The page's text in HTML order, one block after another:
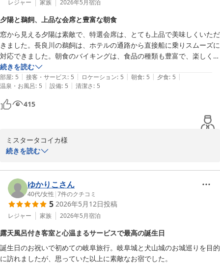
この度はご宿泊ならびに温かなお言葉をお寄せいただき重ねて御礼
申し上げます。
シゲル0003様のまたのお越しをスタッフ一同、心よりお待ち申し上
げております。
長良川温泉 十八楼
2026-07-02
グでした。
大浴場は、私は２階の蔵の湯が気に入りました。古い蔵を移設したそう
で、茶褐色の温泉です。内風呂や露天風呂（温泉ではなさそう）に比べ
て空いてたし、湯温はゆるめで長湯できるし、静かで落ち着ける浴場で
した。露天風呂も長良川がよく見え、朝も夜も気持ちよかったです。
鵜飼見学はホテルからトンネルのような小道を通って船着き場にすぐに
出れます。案内のスタッフの方は、我々が出港した後もずーっと手を振
ってくださってました。こういうところも好感度アップです！
以上、ざっくりとした感想ですが、私の、機会があればまた宿泊したい
選びいただき心より御礼申し上げます。
様にとって心に残るひとときとなりましたなら幸いでございます。
スタッフの対応につきましても駐車場でのお手伝いやお部屋のご案
内、さらには清掃スタッフを含めた日々の挨拶にまで温かいお言葉
をいただき大変嬉しく拝見いたしました。
研修中のスタッフへのお言葉も本人にとって大きな励みとなりま
す。
ご宿泊いただきました露天風呂付客室「湊」でのご滞在もご満足い
備え付けの別室についてはご認識のとおりダイニングとしてご用意
いたしております。
お持込のお食事やお酒を楽しみながらプライベートなご歓談の場に
さらに長良川鵜飼も当館から便利にご利用いただき、スタッフのお
見送りにもお心を寄せていただきありがとうございます。
鵜飼とともに岐阜ならではの風情をご満喫いただけたようで嬉しく
存じます。
「また宿泊したいホテルリストのNo.1」とのお言葉は私どもにとっ
レジャー 家族 2026年5月宿泊
夕陽と鵜飼、上品な会席と豊富な朝食
窓から見える夕陽は素敵で、特選会席は、とても上品で美味しくいただ
きました。長良川の鵜飼は、ホテルの通路から直接船に乗りスムーズに
対応できました。朝食のバイキングは、食品の種類も豊富で、楽しく選
べて、美味しく頂きました。
続きを読む
部屋: 5 | 接客・サービス: 5 | ロケーション: 5 | 朝食: 5 | 夕食: 5 |
温泉・お風呂: 5 | 設備: 5 | 清潔さ: 5
415
ミスタータコイカ様
お部屋からご覧いただいた夕陽や特選会席のお料理をお楽しみいた
だけたとのこと、大変嬉しく拝見いたしました。
お料理につきまして「上品で美味しい」とのお言葉を頂戴し、調理
スタッフにとりましても大きな励みでございます。
また長良川鵜飼では当館からスムーズにご乗船いただき、岐阜なら
ではの風情をご満喫いただけたご様子に何よりでございます。
続きを読む
ゆかりこさん
40代/女性 |7件のクチコミ
5 2026年5月12日投稿
レジャー 家族 2026年5月宿泊
露天風呂付き客室と心温まるサービスで最高の誕生日
誕生日のお祝いで初めての岐阜旅行。岐阜城と犬山城のお城巡りを目的
に訪れましたが、思っていた以上に素敵なお宿でした。